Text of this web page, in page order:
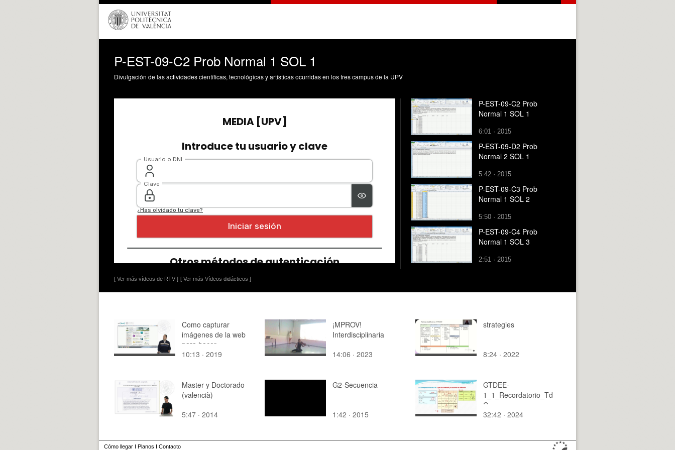
P-EST-09-C2 Prob Normal 1 SOL 1
Divulgación de las actividades científicas, tecnológicas y artísticas ocurridas en los tres campus de la UPV
[ Ver más vídeos de RTV ] [ Ver más Vídeos didácticos ]
P-EST-09-C2 Prob
Normal 1 SOL 1
6:01 · 2015
P-EST-09-D2 Prob
Normal 2 SOL 1
5:42 · 2015
P-EST-09-C3 Prob
Normal 1 SOL 2
5:50 · 2015
P-EST-09-C4 Prob
Normal 1 SOL 3
2:51 · 2015
Como capturar
imágenes de la web
para hacer
presentaciones
10:13 · 2019
¡MPROV!
Interdisciplinaria
14:06 · 2023
strategies
8:24 · 2022
Master y Doctorado
(valencià)
5:47 · 2014
G2-Secuencia
1:42 · 2015
GTDEE-
1_1_Recordatorio_Td
C
32:42 · 2024
Cómo llegar I Planos I Contacto